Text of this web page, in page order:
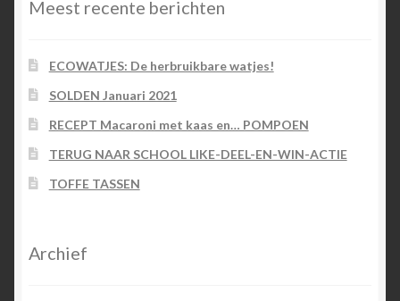
Meest recente berichten
ECOWATJES: De herbruikbare watjes!
SOLDEN Januari 2021
RECEPT Macaroni met kaas en… POMPOEN
TERUG NAAR SCHOOL LIKE-DEEL-EN-WIN-ACTIE
TOFFE TASSEN
Archief